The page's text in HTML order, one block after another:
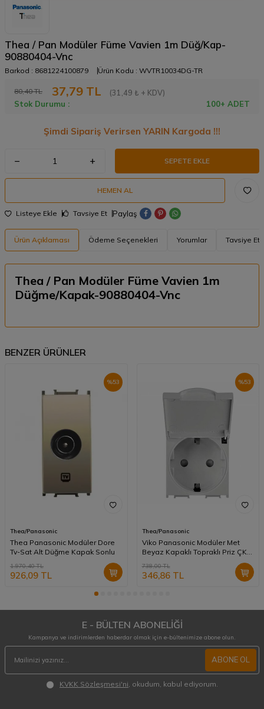
Thea / Pan Modüler Füme Vavien 1m Düğ/Kap-
90880404-Vnc
Barkod : 8681224100879 Ürün Kodu : WVTR10034DG-TR
80,40TL 37,79 TL
(31,49 ₺ + KDV)
Stok Durumu :
100+ ADET
Şimdi Sipariş Verirsen YARIN Kargoda !!!
SEPETE EKLE
HEMEN AL
Listeye Ekle Tavsiye Et Paylaş
Ürün Açıklaması Ödeme Seçenekleri Yorumlar Tavsiye Et
Thea / Pan Modüler Füme Vavien 1m
Düğme/Kapak-90880404-Vnc
BENZER ÜRÜNLER
%53
Thea/Panasonic
Thea Panasonic Modüler Dore
Tv-Sat Alt Düğme Kapak Sonlu
1.970,40TL
926,09 TL
%53
Thea/Panasonic
Viko Panasonic Modüler Met
Beyaz Kapaklı Topraklı Priz ÇK
Hariç)
738,00TL
346,86TL
E - BÜLTEN ABONELİĞİ
Kampanya ve indirimlerden haberdar olmak için e-bültenimize abone olun.
ABONE OL
KVKK Sözleşmesi'ni , okudum, kabul ediyorum.